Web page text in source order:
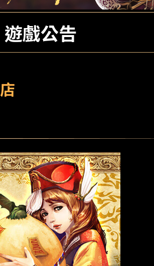
遊戲公告